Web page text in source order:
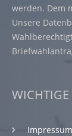
werden. Dem
Unsere
WICHTIGE
Impressum